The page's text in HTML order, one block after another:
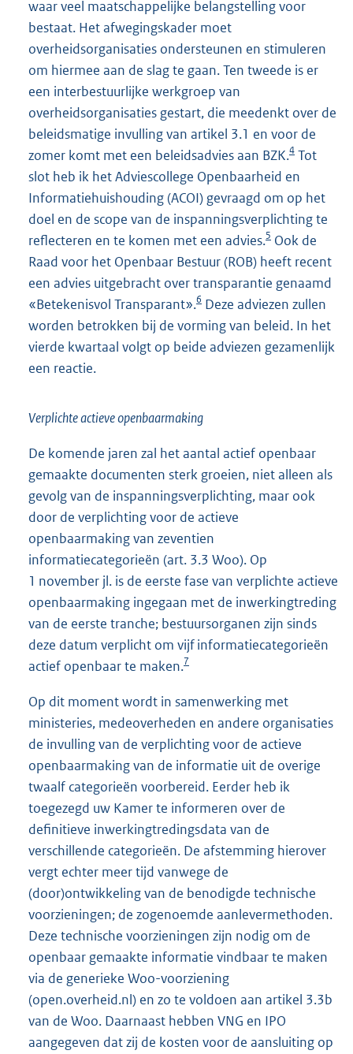
waar veel maatschappelijke belangstelling voor
bestaat. Het afwegingskader moet
overheidsorganisaties ondersteunen en stimuleren
om hiermee aan de slag te gaan. Ten tweede is er
een interbestuurlijke werkgroep van
overheidsorganisaties gestart, die meedenkt over de
beleidsmatige invulling van artikel 3.1 en voor de
zomer komt met een beleidsadvies aan BZK.4 Tot
slot heb ik het Adviescollege Openbaarheid en
Informatiehuishouding (ACOI) gevraagd om op het
doel en de scope van de inspanningsverplichting te
reflecteren en te komen met een advies.5 Ook de
Raad voor het Openbaar Bestuur (ROB) heeft recent
een advies uitgebracht over transparantie genaamd
«Betekenisvol Transparant».6 Deze adviezen zullen
worden betrokken bij de vorming van beleid. In het
vierde kwartaal volgt op beide adviezen gezamenlijk
een reactie.
Verplichte actieve openbaarmaking
De komende jaren zal het aantal actief openbaar
gemaakte documenten sterk groeien, niet alleen als
gevolg van de inspanningsverplichting, maar ook
door de verplichting voor de actieve
openbaarmaking van zeventien
informatiecategorieën (art. 3.3 Woo). Op
1 november jl. is de eerste fase van verplichte actieve
openbaarmaking ingegaan met de inwerkingtreding
van de eerste tranche; bestuursorganen zijn sinds
deze datum verplicht om vijf informatiecategorieën
actief openbaar te maken.7
Op dit moment wordt in samenwerking met
ministeries, medeoverheden en andere organisaties
de invulling van de verplichting voor de actieve
openbaarmaking van de informatie uit de overige
twaalf categorieën voorbereid. Eerder heb ik
toegezegd uw Kamer te informeren over de
definitieve inwerkingtredingsdata van de
verschillende categorieën. De afstemming hierover
vergt echter meer tijd vanwege de
(door)ontwikkeling van de benodigde technische
voorzieningen; de zogenoemde aanlevermethoden.
Deze technische voorzieningen zijn nodig om de
openbaar gemaakte informatie vindbaar te maken
via de generieke Woo-voorziening
(open.overheid.nl) en zo te voldoen aan artikel 3.3b
van de Woo. Daarnaast hebben VNG en IPO
aangegeven dat zij de kosten voor de aansluiting op